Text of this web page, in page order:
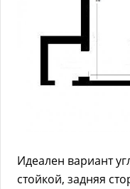
Идеален вариант
стойкой, задняя